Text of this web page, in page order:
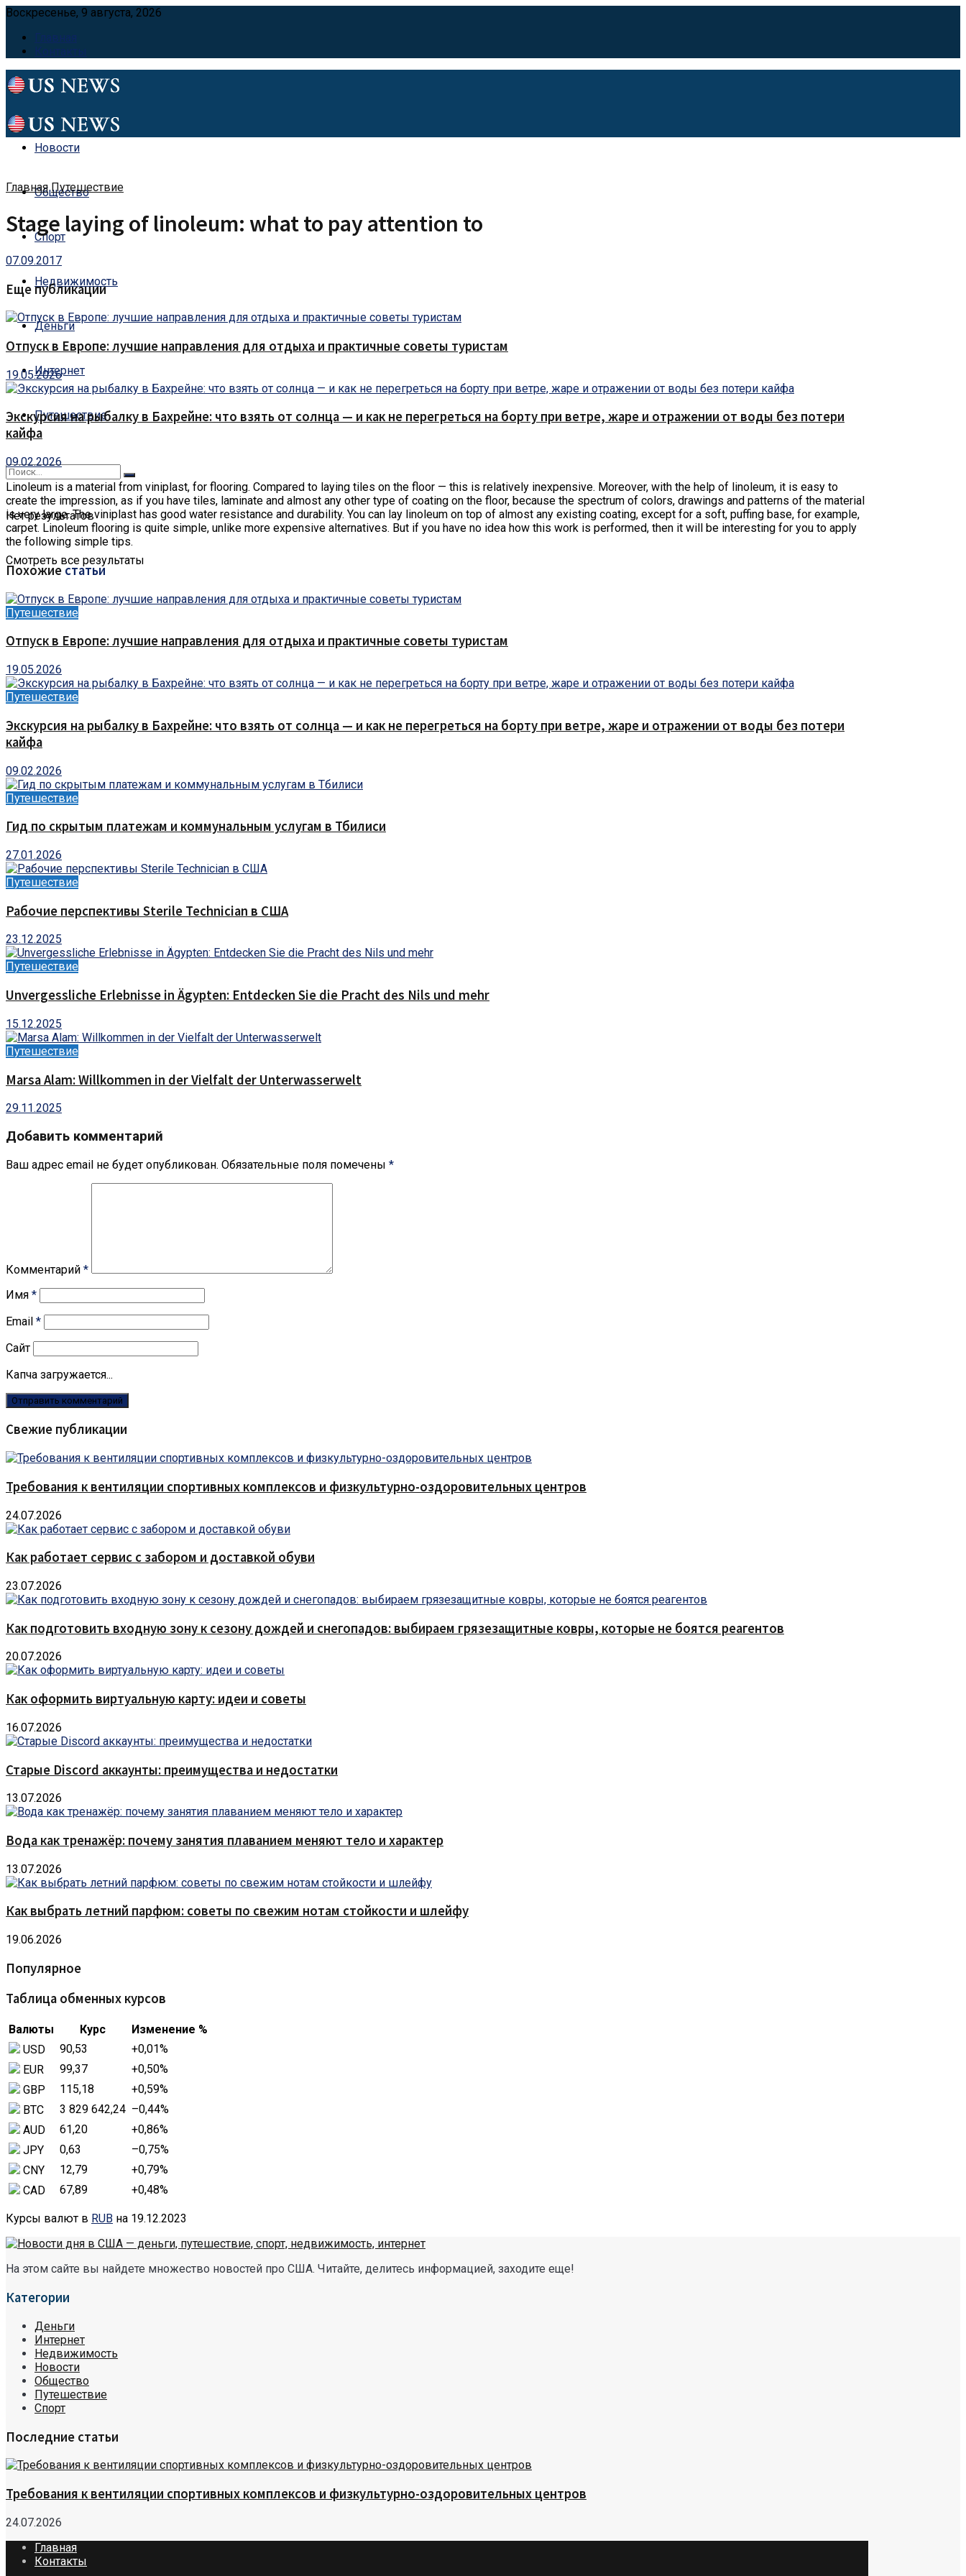
Воскресенье, 9 августа, 2026
Главная
Контакты
Новости
Общество
Спорт
Недвижимость
Деньги
Интернет
Путешествие
Нет результатов
Смотреть все результаты
Главная Путешествие
Stage laying of linoleum: what to pay attention to
07.09.2017
Еще публикации
Отпуск в Европе: лучшие направления для отдыха и практичные советы туристам
19.05.2026
Экскурсия на рыбалку в Бахрейне: что взять от солнца — и как не перегреться на борту при ветре, жаре и отражении от воды без потери
кайфа
09.02.2026
Linoleum is a material from viniplast, for flooring. Compared to laying tiles on the floor — this is relatively inexpensive. Moreover, with the help of linoleum, it is easy to
create the impression, as if you have tiles, laminate and almost any other type of coating on the floor, because the spectrum of colors, drawings and patterns of the material
is very large. The viniplast has good water resistance and durability. You can lay linoleum on top of almost any existing coating, except for a soft, puffing base, for example,
carpet. Linoleum flooring is quite simple, unlike more expensive alternatives. But if you have no idea how this work is performed, then it will be interesting for you to apply
the following simple tips.
Похожие статьи
Путешествие
Отпуск в Европе: лучшие направления для отдыха и практичные советы туристам
19.05.2026
Путешествие
Экскурсия на рыбалку в Бахрейне: что взять от солнца — и как не перегреться на борту при ветре, жаре и отражении от воды без потери
кайфа
09.02.2026
Путешествие
Гид по скрытым платежам и коммунальным услугам в Тбилиси
27.01.2026
Путешествие
Рабочие перспективы Sterile Technician в США
23.12.2025
Путешествие
Unvergessliche Erlebnisse in Ägypten: Entdecken Sie die Pracht des Nils und mehr
15.12.2025
Путешествие
Marsa Alam: Willkommen in der Vielfalt der Unterwasserwelt
29.11.2025
Добавить комментарий
Ваш адрес email не будет опубликован. Обязательные поля помечены *
Комментарий *
Имя *
Email *
Сайт
Капча загружается...
Свежие публикации
Требования к вентиляции спортивных комплексов и физкультурно-оздоровительных центров
24.07.2026
Как работает сервис с забором и доставкой обуви
23.07.2026
Как подготовить входную зону к сезону дождей и снегопадов: выбираем грязезащитные ковры, которые не боятся реагентов
20.07.2026
Как оформить виртуальную карту: идеи и советы
16.07.2026
Старые Discord аккаунты: преимущества и недостатки
13.07.2026
Вода как тренажёр: почему занятия плаванием меняют тело и характер
13.07.2026
Как выбрать летний парфюм: советы по свежим нотам стойкости и шлейфу
19.06.2026
Популярное
Таблица обменных курсов
Валюты Курс
Изменение %
USD
90,53 +0,01%
EUR
99,37 +0,50%
GBP
115,18 +0,59%
BTC
3 829 642,24 –0,44%
AUD
61,20 +0,86%
JPY
0,63 –0,75%
CNY
12,79 +0,79%
CAD
67,89 +0,48%
Курсы валют в RUB на 19.12.2023
На этом сайте вы найдете множество новостей про США. Читайте, делитесь информацией, заходите еще!
Категории
Деньги
Интернет
Недвижимость
Новости
Общество
Путешествие
Спорт
Последние статьи
Требования к вентиляции спортивных комплексов и физкультурно-оздоровительных центров
24.07.2026
Главная
Контакты